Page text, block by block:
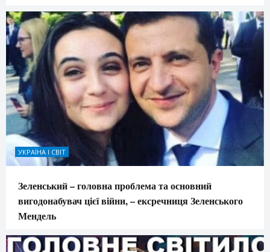
УКРАЇНА І СВІТ
Зеленський – головна проблема та основний
вигодонабувач цієї війни, – ексречниця Зеленського
Мендель